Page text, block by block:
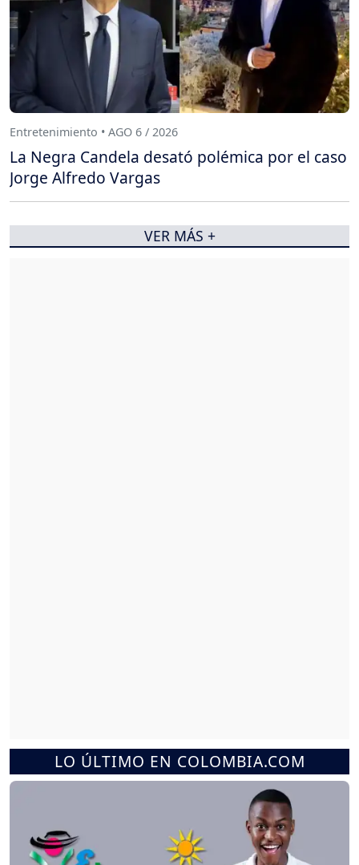
LO ÚLTIMO EN COLOMBIA.COM
Entretenimiento • AGO 6 / 2026
La Negra Candela desató polémica por el caso
Jorge Alfredo Vargas
VER MÁS +